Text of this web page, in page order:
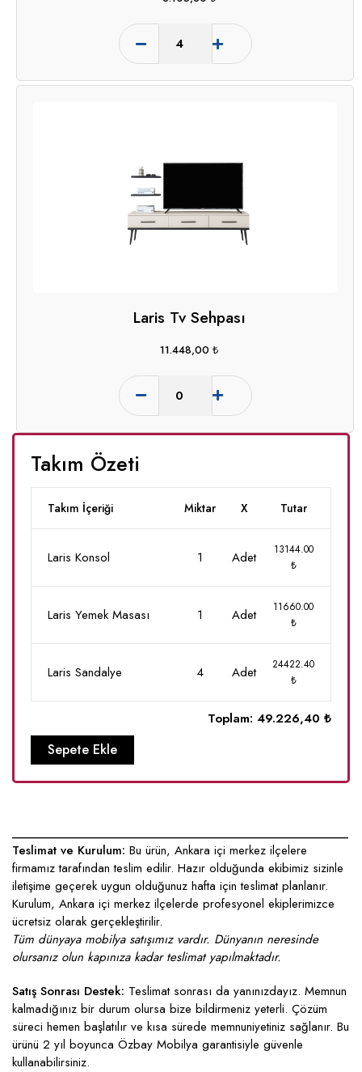
Laris Tv Sehpası
11.448,00 ₺
Takım Özeti
Takım İçeriği Miktar X Tutar
Laris Konsol 1 Adet
13144.00
₺
Laris Yemek Masası 1 Adet
11660.00
₺
Laris Sandalye 4 Adet
24422.40
₺
Toplam: 49.226,40 ₺
Sepete Ekle
____________________________________________________
Teslimat ve Kurulum: Bu ürün, Ankara içi merkez ilçelere
firmamız tarafından teslim edilir. Hazır olduğunda ekibimiz sizinle
iletişime geçerek uygun olduğunuz hafta için teslimat planlanır.
Kurulum, Ankara içi merkez ilçelerde profesyonel ekiplerimizce
ücretsiz olarak gerçekleştirilir.
Tüm dünyaya mobilya satışımız vardır. Dünyanın neresinde
olursanız olun kapınıza kadar teslimat yapılmaktadır.
Satış Sonrası Destek: Teslimat sonrası da yanınızdayız. Memnun
kalmadığınız bir durum olursa bize bildirmeniz yeterli. Çözüm
süreci hemen başlatılır ve kısa sürede memnuniyetiniz sağlanır. Bu
ürünü 2 yıl boyunca Özbay Mobilya garantisiyle güvenle
kullanabilirsiniz.